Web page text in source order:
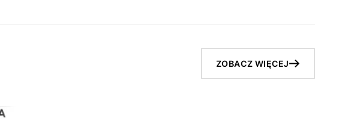
ZOBACZ WIĘCEJ